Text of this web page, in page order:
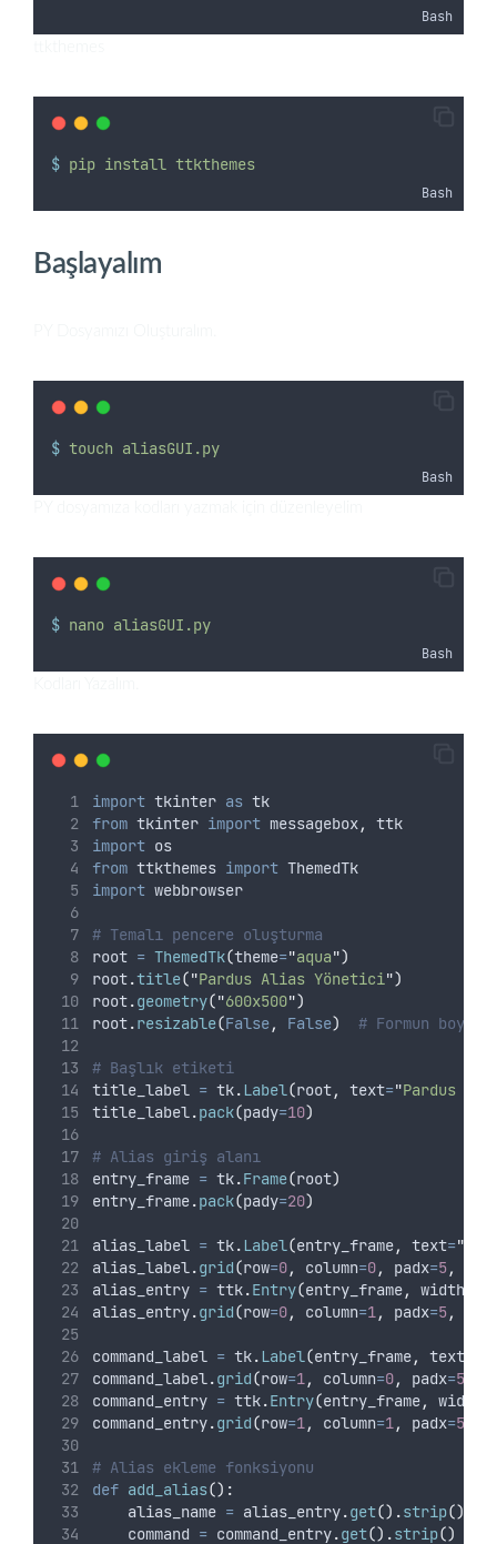
Bash
$ pip install ttkthemes
Bash
Başlayalım
$ touch aliasGUI.py
Bash
$ nano aliasGUI.py
Bash
import tkinter as tk
from tkinter import messagebox,
ttk
import os
from ttkthemes import ThemedTk
import webbrowser
# Temalı pencere oluşturma
root = ThemedTk(theme="aqua")
root.title("Pardus Alias Yönetici")
root.geometry("600x500")
root.resizable(False, False) # Formun
# Başlık etiketi
title_label = tk.Label(root, text="Pardus
title_label.pack(pady=10)
# Alias giriş alanı
entry_frame = tk.Frame(root)
entry_frame.pack(pady=20)
alias_label = tk.Label(entry_frame, text="
alias_label.grid(row=0, column=0, padx=5,
alias_entry = ttk.Entry(entry_frame, width
alias_entry.grid(row=0, column=1, padx=5,
command_label = tk.Label(entry_frame, text
command_label.grid(row=1, column=0, padx=5
command_entry = ttk.Entry(entry_frame, width
command_entry.grid(row=1, column=1, padx=5
# Alias ekleme fonksiyonu
def add_alias():
    alias_name
= alias_entry.get().strip()
    command
= command_entry.get().strip()